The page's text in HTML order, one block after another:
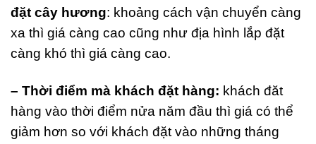
đặt cây hương: khoảng cách vận chuyển càng
xa thì giá càng cao cũng như địa hình lắp đặt
càng khó thì giá càng cao.
– Thời điểm mà khách đặt hàng: khách đăt
hàng vào thời điểm nửa năm đầu thì giá có thể
giảm hơn so với khách đặt vào những tháng